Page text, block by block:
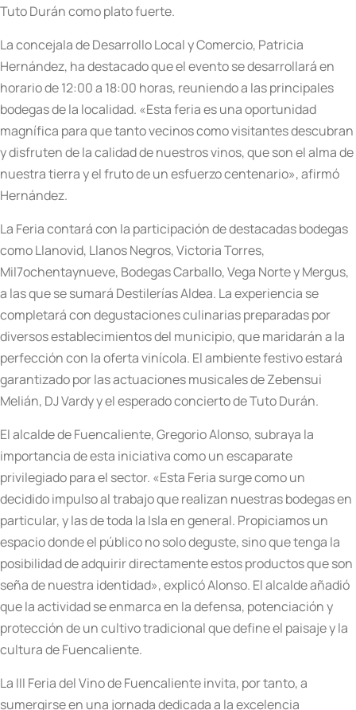
Tuto Durán como plato fuerte.
La concejala de Desarrollo Local y Comercio, Patricia
Hernández, ha destacado que el evento se desarrollará en
horario de 12:00 a 18:00 horas, reuniendo a las principales
bodegas de la localidad. «Esta feria es una oportunidad
magnífica para que tanto vecinos como visitantes descubran
y disfruten de la calidad de nuestros vinos, que son el alma de
nuestra tierra y el fruto de un esfuerzo centenario», afirmó
Hernández.
La Feria contará con la participación de destacadas bodegas
como Llanovid, Llanos Negros, Victoria Torres,
Mil7ochentaynueve, Bodegas Carballo, Vega Norte y Mergus,
a las que se sumará Destilerías Aldea. La experiencia se
completará con degustaciones culinarias preparadas por
diversos establecimientos del municipio, que maridarán a la
perfección con la oferta vinícola. El ambiente festivo estará
garantizado por las actuaciones musicales de Zebensui
Melián, DJ Vardy y el esperado concierto de Tuto Durán.
El alcalde de Fuencaliente, Gregorio Alonso, subraya la
importancia de esta iniciativa como un escaparate
privilegiado para el sector. «Esta Feria surge como un
decidido impulso al trabajo que realizan nuestras bodegas en
particular, y las de toda la Isla en general. Propiciamos un
espacio donde el público no solo deguste, sino que tenga la
posibilidad de adquirir directamente estos productos que son
seña de nuestra identidad», explicó Alonso. El alcalde añadió
que la actividad se enmarca en la defensa, potenciación y
protección de un cultivo tradicional que define el paisaje y la
cultura de Fuencaliente.
La III Feria del Vino de Fuencaliente invita, por tanto, a
sumergirse en una jornada dedicada a la excelencia